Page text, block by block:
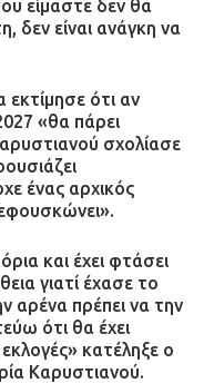
είμαστε δεν θα
δεν είναι ανάγκη να
ότι αν
«θα πάρει
σχολίασε
ένας αρχικός
και έχει φτάσει
γιατί έχασε το
αρένα πρέπει να την
ότι θα έχει
κατέληξε ο
Καρυστιανού.